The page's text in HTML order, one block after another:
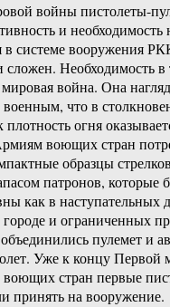
войны пистолеты-
и необходимость
в системе вооружения
сложен. Необходимость
война. Она
что в
огня
воющих стран
образцы
патронов, которые
как в наступательных
и ограниченных
пулемет и
Уже к концу Первой
стран первые
принять на вооружение.